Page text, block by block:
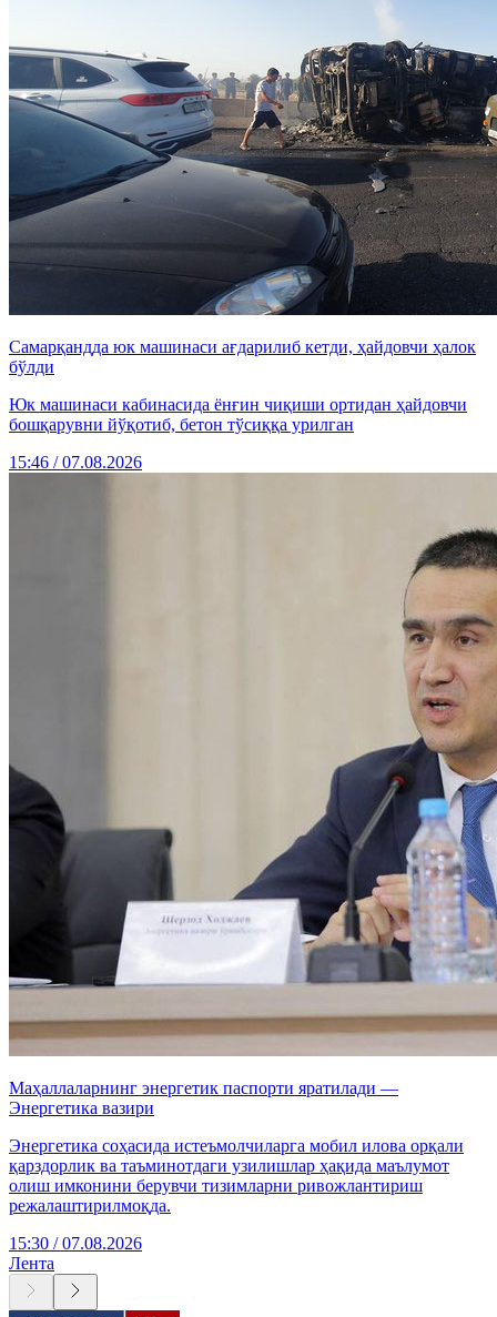
Самарқандда юк машинаси ағдарилиб кетди, ҳайдовчи ҳалок
бўлди
Юк машинаси кабинасида ёнғин чиқиши ортидан ҳайдовчи
бошқарувни йўқотиб, бетон тўсиққа урилган
15:46 / 07.08.2026
Маҳаллаларнинг энергетик паспорти яратилади —
Энергетика вазири
Энергетика соҳасида истеъмолчиларга мобил илова орқали
қарздорлик ва таъминотдаги узилишлар ҳақида маълумот
олиш имконини берувчи тизимларни ривожлантириш
режалаштирилмоқда.
15:30 / 07.08.2026
Лента